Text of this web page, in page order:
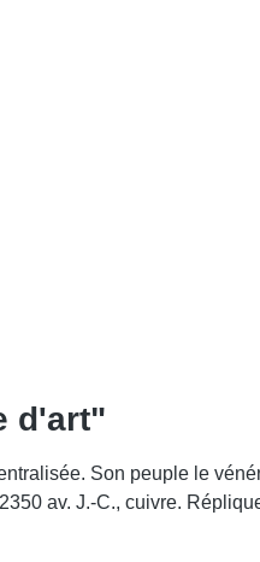
d'art"
Son peuple le
av. J.-C., cuivre.